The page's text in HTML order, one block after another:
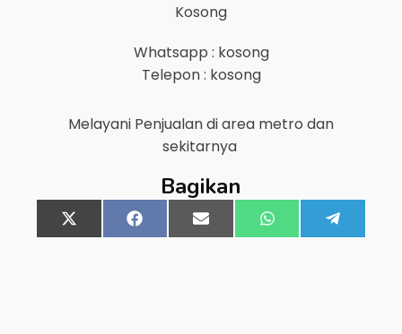
Kosong
Whatsapp : kosong
Telepon : kosong
Melayani Penjualan di area metro dan
sekitarnya
Bagikan
Share
on
X
(Twitter)
Share
on
FacebookShare
on
Email Share
on
WhatsApp
on